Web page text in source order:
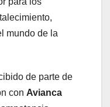
mundo de la
de parte de
con Avianca